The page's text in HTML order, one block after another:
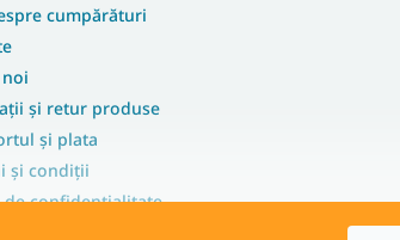
cumpărături
și retur produse
și plata
și condiții
de confidențialitate